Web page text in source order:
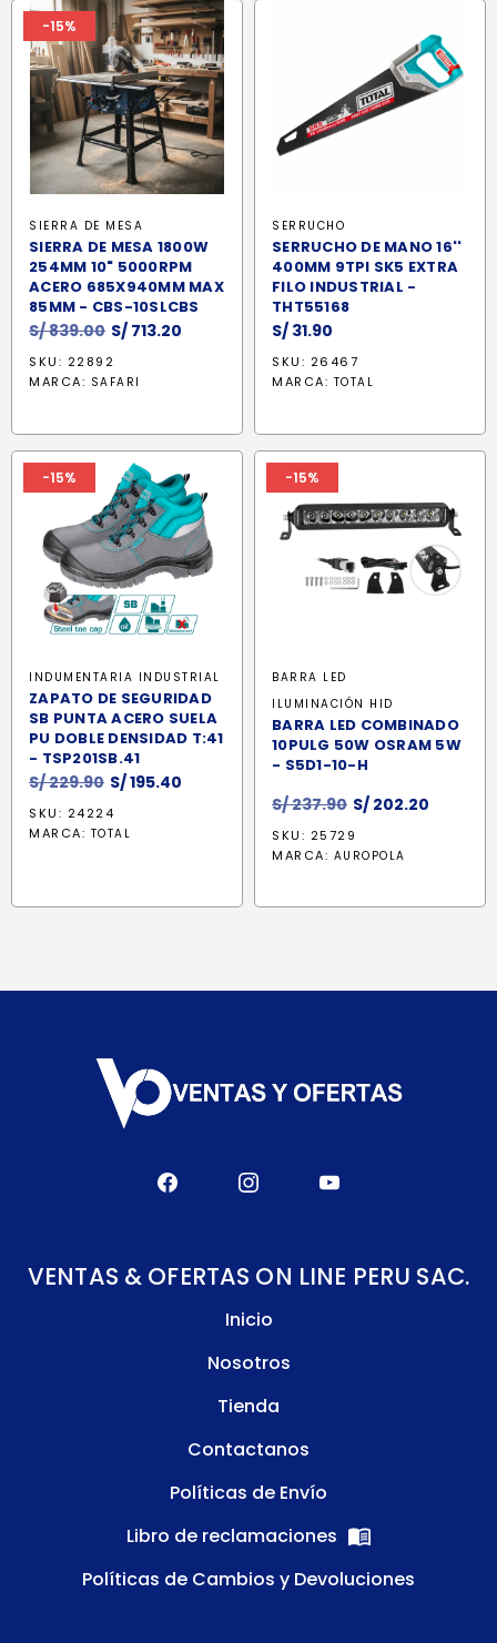
-15%
SIERRA DE MESA
SIERRA DE MESA 1800W
254MM 10" 5000RPM
ACERO 685X940MM MAX
85MM - CBS-10SLCBS
S/839.00 El
precio
original
S/ 713.20
SKU: 22892
MARCA: SAFARI
SERRUCHO
SERRUCHO DE MANO 16''
400MM 9TPI SK5 EXTRA
FILO INDUSTRIAL -
THT55168
S/ 31.90
SKU: 26467
MARCA: TOTAL
-15%
INDUMENTARIA INDUSTRIAL
ZAPATO DE SEGURIDAD
SB PUNTA ACERO SUELA
PU DOBLE DENSIDAD T:41
- TSP201SB.41
S/229.90 El
precio
original
S/195.40
SKU: 24224
MARCA: TOTAL
-15%
BARRA LED
ILUMINACIÓN HID
BARRA LED COMBINADO
10PULG 50W OSRAM 5W
- S5D1-10-H
S/237.90 El
original
S/ 202.20
SKU: 25729
MARCA: AUROPOLA
VENTAS & OFERTAS ON LINE PERU SAC.
Inicio
Nosotros
Tienda
Contactanos
Políticas de Envío
Libro de reclamaciones
Políticas de Cambios y Devoluciones